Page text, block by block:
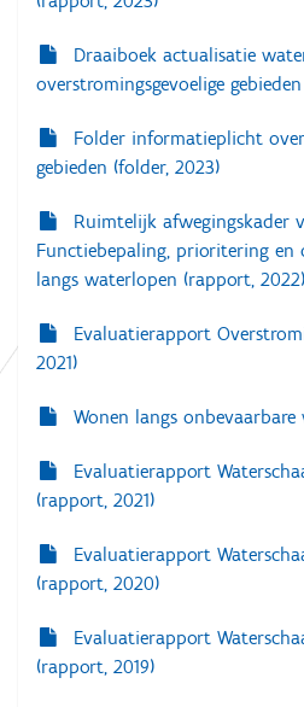
d
i
n
.
.
.
Draaiboek actualisatie
overstromingsgevoelige
Folder informatieplicht
gebieden (folder, 2023)
Ruimtelijk afwegingskader
Functiebepaling, prioritering en
langs waterlopen (rapport, 2022)
Evaluatierapport
2021)
Wonen langs
Evaluatierapport
(rapport, 2021)
Evaluatierapport
(rapport, 2020)
Evaluatierapport
(rapport, 2019)